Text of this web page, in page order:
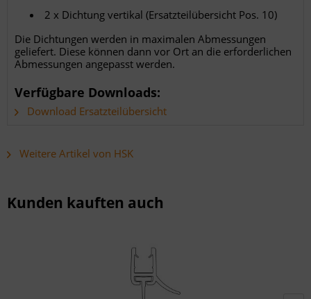
2 x Dichtung vertikal (Ersatzteilübersicht Pos. 10)
Die Dichtungen werden in maximalen Abmessungen
geliefert. Diese können dann vor Ort an die erforderlichen
Abmessungen angepasst werden.
Verfügbare Downloads:
Download Ersatzteilübersicht
Weitere Artikel von HSK
Kunden kauften auch